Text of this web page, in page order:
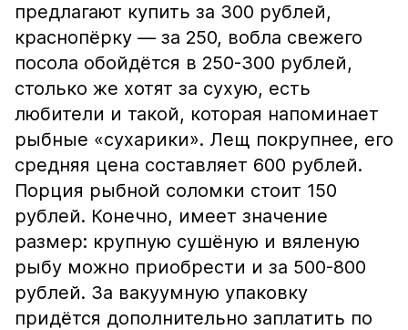
предлагают купить за 300 рублей,
краснопёрку — за 250, вобла свежего
посола обойдётся в 250-300 рублей,
столько же хотят за сухую, есть
любители и такой, которая напоминает
рыбные «сухарики». Лещ покрупнее, его
средняя цена составляет 600 рублей.
Порция рыбной соломки стоит 150
рублей. Конечно, имеет значение
размер: крупную сушёную и вяленую
рыбу можно приобрести и за 500-800
рублей. За вакуумную упаковку
придётся дополнительно заплатить по